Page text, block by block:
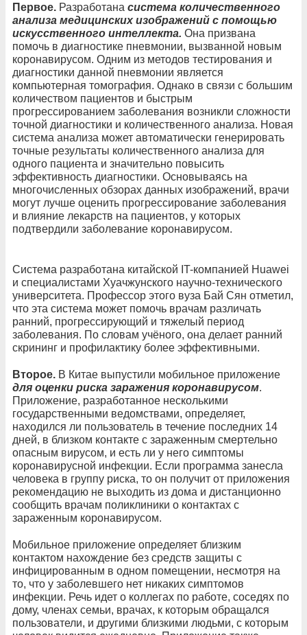
Первое. Разработана система количественного
анализа медицинских изображений с помощью
искусственного интеллекта. Она призвана
помочь в диагностике пневмонии, вызванной новым
коронавирусом. Одним из методов тестирования и
диагностики данной пневмонии является
компьютерная томография. Однако в связи с большим
количеством пациентов и быстрым
прогрессированием заболевания возникли сложности
точной диагностики и количественного анализа. Новая
система анализа может автоматически генерировать
точные результаты количественного анализа для
одного пациента и значительно повысить
эффективность диагностики. Основываясь на
многочисленных обзорах данных изображений, врачи
могут лучше оценить прогрессирование заболевания
и влияние лекарств на пациентов, у которых
подтвердили заболевание коронавирусом.
Система разработана китайской IT-компанией Huawei
и специалистами Хуачжунского научно-технического
университета. Профессор этого вуза Бай Сян отметил,
что эта система может помочь врачам различать
ранний, прогрессирующий и тяжелый период
заболевания. По словам учёного, она делает ранний
скрининг и профилактику более эффективными.
Второе. В Китае выпустили мобильное приложение
для оценки риска заражения коронавирусом.
Приложение, разработанное несколькими
государственными ведомствами, определяет,
находился ли пользователь в течение последних 14
дней, в близком контакте с зараженным смертельно
опасным вирусом, и есть ли у него симптомы
коронавирусной инфекции. Если программа занесла
человека в группу риска, то он получит от приложения
рекомендацию не выходить из дома и дистанционно
сообщить врачам поликлиники о контактах с
зараженным коронавирусом.
Мобильное приложение определяет близким
контактом нахождение без средств защиты с
инфицированным в одном помещении, несмотря на
то, что у заболевшего нет никаких симптомов
инфекции. Речь идет о коллегах по работе, соседях по
дому, членах семьи, врачах, к которым обращался
пользователи, и другими близкими людьми, с которым